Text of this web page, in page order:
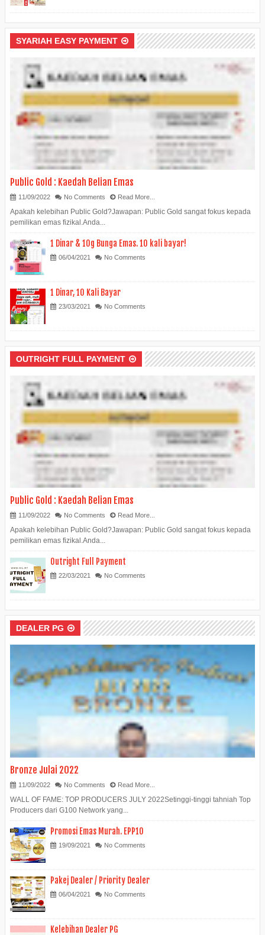
SYARIAH EASY PAYMENT
Public Gold : Kaedah Belian Emas
11/09/2022 No Comments Read More...
Apakah kelebihan Public Gold?Jawapan: Public Gold sangat fokus kepada
pemilikan emas fizikal.Anda...
1 Dinar & 10g Bunga Emas. 10 kali bayar!
06/04/2021 No Comments
1 Dinar, 10 Kali Bayar
23/03/2021 No Comments
OUTRIGHT FULL PAYMENT
Public Gold : Kaedah Belian Emas
11/09/2022 No Comments Read More...
Apakah kelebihan Public Gold?Jawapan: Public Gold sangat fokus kepada
pemilikan emas fizikal.Anda...
Outright Full Payment
22/03/2021 No Comments
DEALER PG
Bronze Julai 2022
11/09/2022 No Comments Read More...
WALL OF FAME: TOP PRODUCERS JULY 2022Setinggi-tinggi tahniah Top
Producers dari G100 Network yang...
Promosi Emas Murah. EPP10
19/09/2021 No Comments
Pakej Dealer / Priority Dealer
06/04/2021 No Comments
Kelebihan Dealer PG